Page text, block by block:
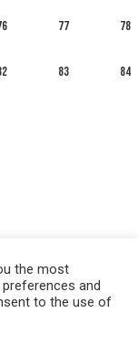
77 78
83 84
the most
and
to the use of